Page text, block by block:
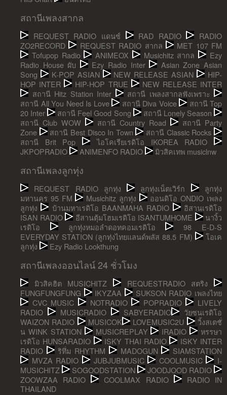
สถานีเพลงสากล
REQUEST RADIO แดนซ์ RAD RADIO
RADIO
ZO2RECORD
REQUEST RADIO สากล
MET 107 FM
Tofupop Radio
ANIMEOX Musichitz สากล
Ezy
Radio House ผับ
Ezy Radio Inter
Asian Zone Asian
Song
K-POP ASIAN NEW RELEASE ASIAN
HIP-
HOP INTER
HIP-HOP TRUE
NEW RELEASE INTER
สถานี Hitz Station Inter
สถานี เพลงสากลฟังเพราะ
สถานี All You Need Is Love
สถานี Diva Voice
สถานี Top
20 Inter
สถานี Feel Good Song
สถานี Lonely Season
สถานี Club WOW
สถานี Country Road
สถานี Party
Zone
สถานี Best Disco In Town
สถานี Classic Rocks
สถานี Brit Pop
ไอโคเรียเรดิโอ IKOREA RADIO
JKPOPRADIO
ANIMENFO RADIO มิวสิคเทพ musiclnw
สถานีเพลงลูกทุ่ง
REQUEST RADIO ลูกทุ่ง ลูกทุ่งเน็ตเวิร์ก
ลูกทุ่ง
มหานคร 95 FM
Musichitz ลูกทุ่ง
ออนดิโอ ONDIO เพลง
ลูกทุ่ง
บ้านมหาเรดิโอ BAANMAHA RADIO
อิสานเรดิโอ
ISAN RADIO
อีสานตุ้มโฮมเรดิโอ ISANTUMHOME
นางิ้ว
เรดิโอ
ลูกทุ่งหมอลำดอทคอมเรดิโอ
98 E-D-S
EVERYDAY STATION (ลูกทุ่งไทยแลนด์พลัส 88.5 FM)
โอเค
ลูกทุ่ง
Ezy Radio Lookthung
สถานีเพลงออนไลน์ 24 ชั่วโมง
มิวสิคฮิต MUSICHITZ
REQUESTRADIO สตริง
FUNGFUNGFUNG
IKYZAA
SUKSON RADIO เพลงไทย
CVC MUSIC
NOTRADIO POPRADIO
LIVELY
RADIO
MUSICRADIO SABYERADIO
วัยซนเรดิโอ
WAIZON RADIO
MUSICOK LOVEMUSIC2U
วิ้งสเตชั่
น WINK STATION
MUSICREPLAY IRADIO
หรรษา
เรดิโอ HUNSARADIO
ISKY THAI RADIO
ISKY INTER
RADIO
ริทึ่ม RHYTHM MADOGUN
SIAMSTATION
MVZA RADIO
JUBJUBMUSIC COOLMUSIC
I-
MUSICHITZ
SOGOODSTATION
JOODJOOD RADIO
ZOOWZAA RADIO
COOLMAX RADIO
RADIO IN
THAILAND